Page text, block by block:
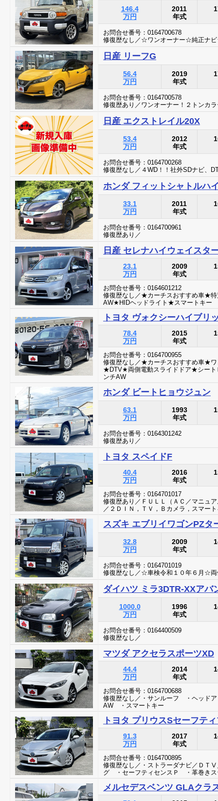
146.4
万円
2011
年式
お問合せ番号：0164700678
修復歴なし／☆ワンオーナー☆純正ナ
日産 リーフG
56.4
万円
2019
年式
お問合せ番号：0164700578
修復歴あり／ワンオーナー！２トンカ
日産 エクストレイル20X
53.4
万円
2012
年式
お問合せ番号：0164700268
修復歴なし／４WD！！社外SDナビ、
ホンダ フィットシャトルハ
33.1
万円
2011
年式
お問合せ番号：0164700961
修復歴あり／
日産 セレナハイウェイスタ
23.1
万円
2009
年式
お問合せ番号：0164601212
修復歴なし／★カーチスおすすめ車★
AW★HIDヘッドライト★スマートキー
トヨタ ヴォクシーハイブリ
78.4
万円
2015
年式
お問合せ番号：0164700955
修復歴なし／★カーチスおすすめ車★
★DTV★両側電動スライドドア★シー
ンチAW
ホンダ ビートヒョウジュン
63.1
万円
1993
年式
お問合せ番号：0164301242
修復歴あり／
トヨタ スペイドF
40.4
万円
2016
年式
お問合せ番号：0164701017
修復歴あり／ＦＵＬＬ（ＡＣ／マニュ
／２ＤＩＮ，ＴＶ，Ｂカメラ，スマー
スズキ エブリイワゴンPZタ
32.8
万円
2009
年式
お問合せ番号：0164701019
修復歴なし／☆車検令和１０年６月☆
ダイハツ ミラ3DTR-XXアバ
1000.0
万円
1996
年式
お問合せ番号：0164400509
修復歴なし／
マツダ アクセラスポーツXD
44.4
万円
2014
年式
お問合せ番号：0164700688
修復歴なし／・サンルーフ ・ヘッド
AW ・スマートキー
トヨタ プリウスSセーフテ
91.3
万円
2017
年式
お問合せ番号：0164700895
修復歴なし／・ストラーダナビ／Ｄ
グ ・セーフティセンスＰ ・革巻き
メルセデスベンツ GLAクラ